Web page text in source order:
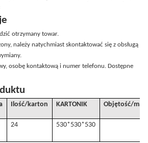
otrzymany towar.
należy natychmiast skontaktować się z obsługą
osobę kontaktową i numer telefonu. Dostępne
Ilość/karton KARTONIK Objętość/m3
24 530*530*530